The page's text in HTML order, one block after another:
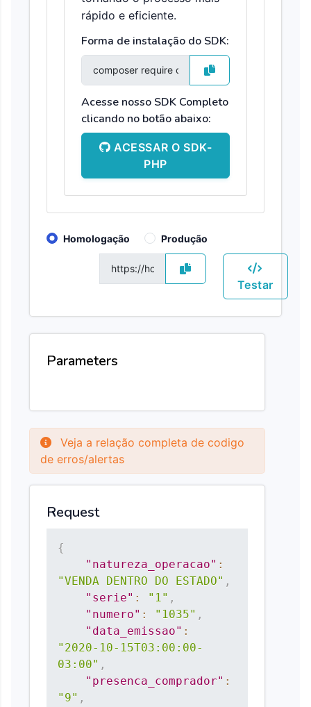
rápido e eficiente.
Forma de instalação do SDK:
Acesse nosso SDK Completo
clicando no botão abaixo:
ACESSAR O SDK-
PHP
Homologação Produção
Testar
Parameters
Veja a relação completa de codigo
de erros/alertas
Request
{
"natureza_operacao" :
"VENDA DENTRO DO ESTADO" ,
"serie" : "1" ,
"numero" : "1035" ,
"data_emissao" :
"2020-10-15T03:00:00-
03:00" ,
"presenca_comprador" :
"9" ,